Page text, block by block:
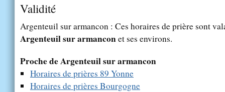
Validité
Argenteuil sur armancon : Ces horaires de prière sont
Argenteuil sur armanconet ses environs.
Proche de Argenteuil sur armancon
Horaires de prières 89 Yonne
Horaires de prières Bourgogne